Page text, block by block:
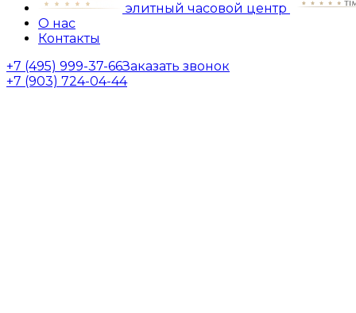
элитный часовой центр
О нас
Контакты
+7 (495) 999-37-66Заказать звонок
+7 (903) 724-04-44